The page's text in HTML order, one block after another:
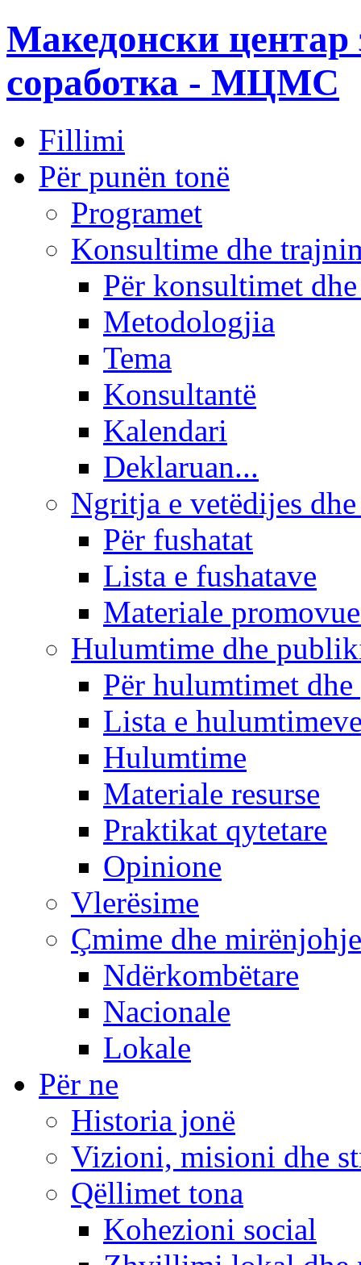
Македонски центар
соработка - МЦМС
Fillimi
Për punën tonë
Programet
Konsultime dhe
Për konsultimet
Metodologjia
Tema
Konsultantë
Kalendari
Deklaruan...
Ngritja e vetëdijes
Për fushatat
Lista e fushatave
Materiale
Hulumtime dhe
Për hulumtimet
Lista e
Hulumtime
Materiale resurse
Praktikat qytetare
Opinione
Vlerësime
Çmime dhe mirënjohje
Ndërkombëtare
Nacionale
Lokale
Për ne
Historia jonë
Vizioni, misioni dhe
Qëllimet tona
Kohezioni social